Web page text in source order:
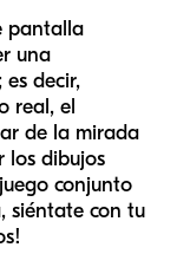
pantalla
una
decir,
real, el
de la mirada
los dibujos
conjunto
siéntate con tu